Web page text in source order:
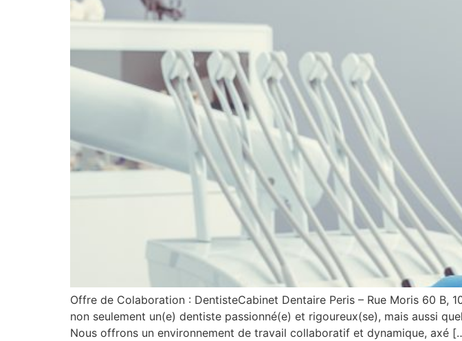
Offre de Colaboration : DentisteCabinet Dentaire Peris – Rue Moris 60 B,
non seulement un(e) dentiste passionné(e) et rigoureux(se), mais aussi
Nous offrons un environnement de travail collaboratif et dynamique, axé